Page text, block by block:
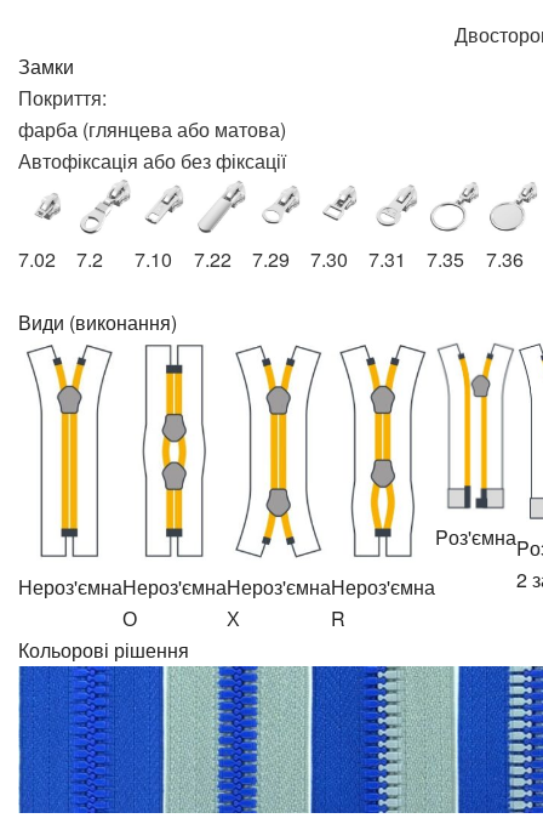
Замки
Покриття:
фарба (глянцева або матова)
Автофіксація або без фіксації
7.02 7.2 7.10 7.22 7.29 7.30 7.31 7.35 7.36
Види (виконання)
Нероз'ємнаНероз'ємна
О
Нероз'ємна
Х
Нероз'ємна
R
Pоз'ємна
2
Кольорові рішення